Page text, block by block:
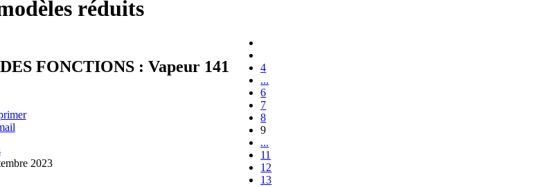
réduits
FONCTIONS : Vapeur 141
2023
4
...
6
7
8
9
...
11
12
13